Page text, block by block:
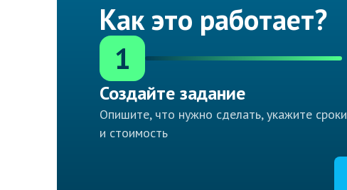
Как это работает?
1
Создайте задание
Опишите, что нужно сделать, укажите сроки
и стоимость